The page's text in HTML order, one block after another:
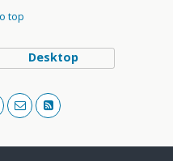
top
Desktop